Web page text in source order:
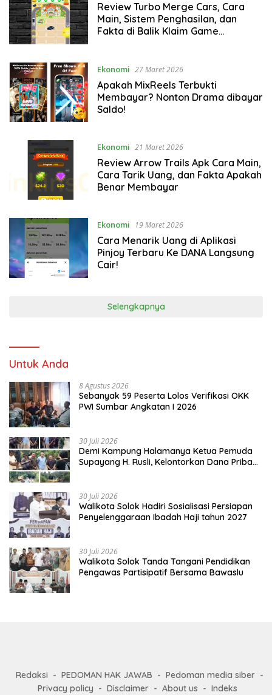
Review Turbo Merge Cars, Cara
Main, Sistem Penghasilan, dan
Fakta di Balik Klaim Game
Ekonomi 27 Maret 2026
Apakah MixReels Terbukti
Membayar? Nonton Drama dibayar
Saldo!
Ekonomi 21 Maret 2026
Review Arrow Trails Apk Cara Main,
Cara Tarik Uang, dan Fakta Apakah
Benar Membayar
Ekonomi 19 Maret 2026
Cara Menarik Uang di Aplikasi
Pinjoy Terbaru Ke DANA Langsung
Cair!
Selengkapnya
Untuk Anda
8 Agustus 2026
Sebanyak 59 Peserta Lolos Verifikasi OKK
PWI Sumbar Angkatan I 2026
30 Juli 2026
Demi Kampung Halamanya Ketua Pemuda
Supayang H. Rusli, Kelontorkan Dana Pribadi
30 Juli 2026
Walikota Solok Hadiri Sosialisasi Persiapan
Penyelenggaraan Ibadah Haji tahun 2027
30 Juli 2026
Walikota Solok Tanda Tangani Pendidikan
Pengawas Partisipatif Bersama Bawaslu
Redaksi PEDOMAN HAK JAWAB
Pedoman media siber
Privacy policy
Disclaimer About us Indeks